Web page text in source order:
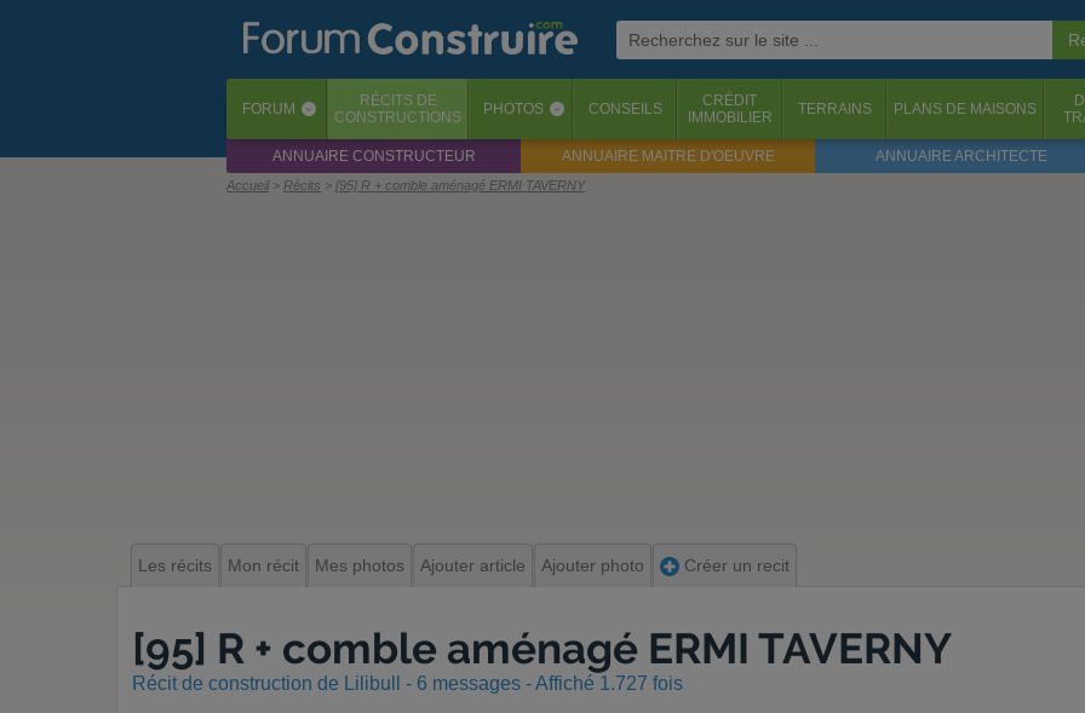
FORUM ‹ RÉCITS DE
CONSTRUCTIONS
PHOTOS ‹ CONSEILS
CRÉDIT
IMMOBILIER
TERRAINS PLANS DE MAISONS
ANNUAIRE CONSTRUCTEUR ANNUAIRE MAITRE D'OEUVRE ANNUAIRE ARCHITECTE
Accueil Récits [95] R + comble aménagé ERMI TAVERNY
Les récits Mon récit Mes photos Ajouter article Ajouter photo Créer un recit
[95] R + comble aménagé ERMI TAVERNY
Récit de construction de Lilibull - 6 messages - Affiché 1.727 fois